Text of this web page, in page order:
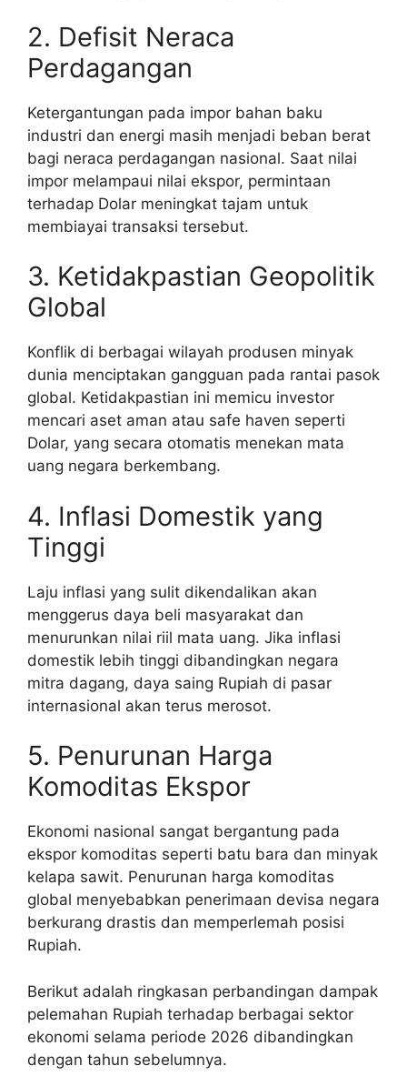
2. Defisit Neraca
Perdagangan
Ketergantungan pada impor bahan baku
industri dan energi masih menjadi beban berat
bagi neraca perdagangan nasional. Saat nilai
impor melampaui nilai ekspor, permintaan
terhadap Dolar meningkat tajam untuk
membiayai transaksi tersebut.
3. Ketidakpastian Geopolitik
Global
Konflik di berbagai wilayah produsen minyak
dunia menciptakan gangguan pada rantai pasok
global. Ketidakpastian ini memicu investor
mencari aset aman atau safe haven seperti
Dolar, yang secara otomatis menekan mata
uang negara berkembang.
4. Inflasi Domestik yang
Tinggi
Laju inflasi yang sulit dikendalikan akan
menggerus daya beli masyarakat dan
menurunkan nilai riil mata uang. Jika inflasi
domestik lebih tinggi dibandingkan negara
mitra dagang, daya saing Rupiah di pasar
internasional akan terus merosot.
5. Penurunan Harga
Komoditas Ekspor
Ekonomi nasional sangat bergantung pada
ekspor komoditas seperti batu bara dan minyak
kelapa sawit. Penurunan harga komoditas
global menyebabkan penerimaan devisa negara
berkurang drastis dan memperlemah posisi
Rupiah.
Berikut adalah ringkasan perbandingan dampak
pelemahan Rupiah terhadap berbagai sektor
ekonomi selama periode 2026 dibandingkan
dengan tahun sebelumnya.